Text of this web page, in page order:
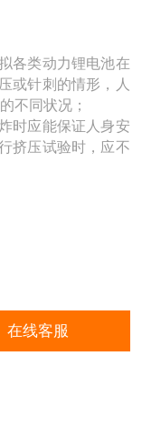
各类动力锂电池在
或针刺的情形，人
不同状况；
时应能保证人身安
挤压试验时，应不
在线客服